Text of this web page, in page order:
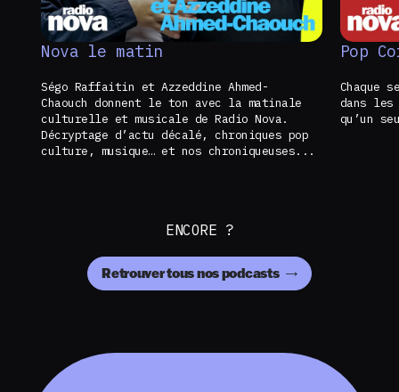
Nova le matin
Ségo Raffaitin et Azzeddine Ahmed-
Chaouch donnent le ton avec la matinale
culturelle et musicale de Radio Nova.
Décryptage d’actu décalé, chroniques pop
culture, musique… et nos chroniqueuses...
Pop
Chaque
dans
qu’un
ENCORE ?
Retrouver tous nos podcasts